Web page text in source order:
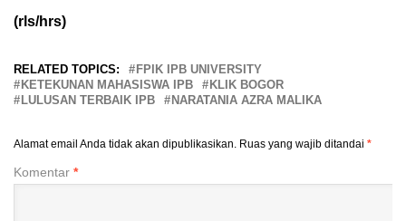
(rls/hrs)
RELATED TOPICS:
FPIK IPB UNIVERSITY
KETEKUNAN MAHASISWA IPB
KLIK BOGOR
LULUSAN TERBAIK IPB
NARATANIA AZRA MALIKA
Alamat email Anda tidak akan dipublikasikan. Ruas yang wajib ditandai *
Komentar *